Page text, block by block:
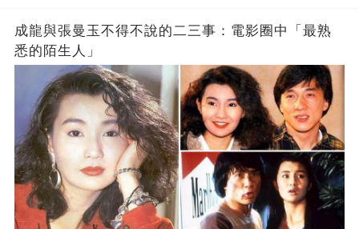
成龍與張曼玉不得不說的二三事：電影圈中「最熟
悉的陌生人」